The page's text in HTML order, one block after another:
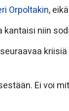
Orpoltakin,
niin
Ei voi